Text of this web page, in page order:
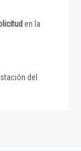
en la
del